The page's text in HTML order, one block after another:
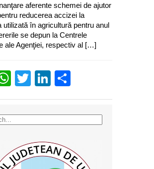
aferente schemei de ajutor
reducerea accizei la
utilizată în agricultură pentru anul
se depun la Centrele
ale Agenţiei, respectiv al […]
WhatsApp
TwitterLinkedIn